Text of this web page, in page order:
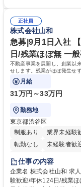
平均100件前後■メール・手紙：同上40
相談室】お客様のお声を
すのでご安心ください。
う会社として、お客様と
を込めてコミュニケーシ
す。 学歴・資格 学歴：大学院 大学 高専 短大 専修学校 高校 語学力： 資
格：
正社員
株式会社山和
急募|9月1日入社
日/残業ほぼ無 一
不動産事業を展開し、創業以
せします。残業がほぼ発生せ
い方にお勧めの環境です！
月給
31万円～33万円
勤務地
東京都渋谷区
制服あり
業界未経験
転勤なし
未経験者歓
育休あり
完全週休2日
仕事の内容
企業名 株式会社山和 求人名 ◆急募｜9月1日入社◆【渋谷/一般事務】未経
験歓迎/年休124日/残業ほぼ無 仕事の内容 不動産事業を展開